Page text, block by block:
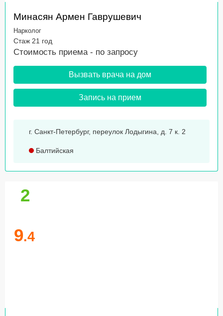
Минасян Армен Гаврушевич
Нарколог
Стаж 21 год
Стоимость приема - по запросу
Вызвать врача на дом
Запись на прием
г. Санкт-Петербург, переулок Лодыгина, д. 7 к. 2
Балтийская
2
9.4